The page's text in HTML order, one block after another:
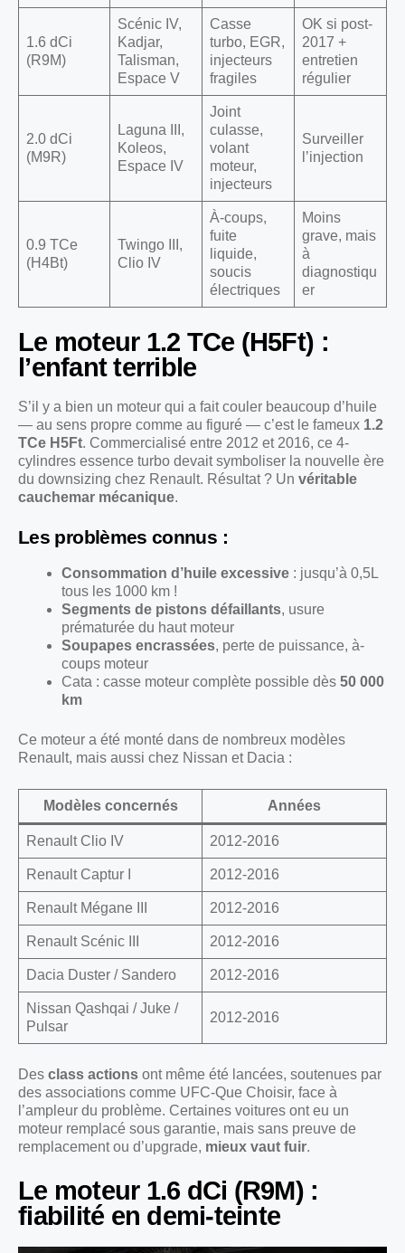
1.6 dCi
(R9M)
Scénic IV,
Kadjar,
Talisman,
Espace V
Casse
turbo, EGR,
injecteurs
fragiles
OK si post-
2017 +
entretien
régulier
2.0 dCi
(M9R)
Laguna III,
Koleos,
Espace IV
Joint
culasse,
volant
moteur,
injecteurs
Surveiller
l’injection
0.9 TCe
(H4Bt)
Twingo III,
Clio IV
À-coups,
fuite
liquide,
soucis
électriques
Moins
grave, mais
à
diagnostiqu
er
Le moteur 1.2 TCe (H5Ft) :
l’enfant terrible
S’il y a bien un moteur qui a fait couler beaucoup d’huile
— au sens propre comme au figuré — c’est le fameux 1.2
TCe H5Ft. Commercialisé entre 2012 et 2016, ce 4-
cylindres essence turbo devait symboliser la nouvelle ère
du downsizing chez Renault. Résultat ? Un véritable
cauchemar mécanique.
Les problèmes connus :
Consommation d’huile excessive : jusqu’à 0,5L
tous les 1000 km !
Segments de pistons défaillants, usure
prématurée du haut moteur
Soupapes encrassées, perte de puissance, à-
coups moteur
Cata : casse moteur complète possible dès 50 000
km
Ce moteur a été monté dans de nombreux modèles
Renault, mais aussi chez Nissan et Dacia :
Modèles concernés Années
Renault Clio IV 2012-2016
Renault Captur I 2012-2016
Renault Mégane III 2012-2016
Renault Scénic III 2012-2016
Dacia Duster / Sandero 2012-2016
Nissan Qashqai / Juke /
Pulsar
2012-2016
Des class actions ont même été lancées, soutenues par
des associations comme UFC-Que Choisir, face à
l’ampleur du problème. Certaines voitures ont eu un
moteur remplacé sous garantie, mais sans preuve de
remplacement ou d’upgrade, mieux vaut fuir.
Le moteur 1.6 dCi (R9M) :
fiabilité en demi-teinte